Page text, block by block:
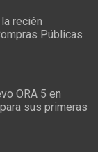
recién
Públicas
ORA 5 en
sus primeras